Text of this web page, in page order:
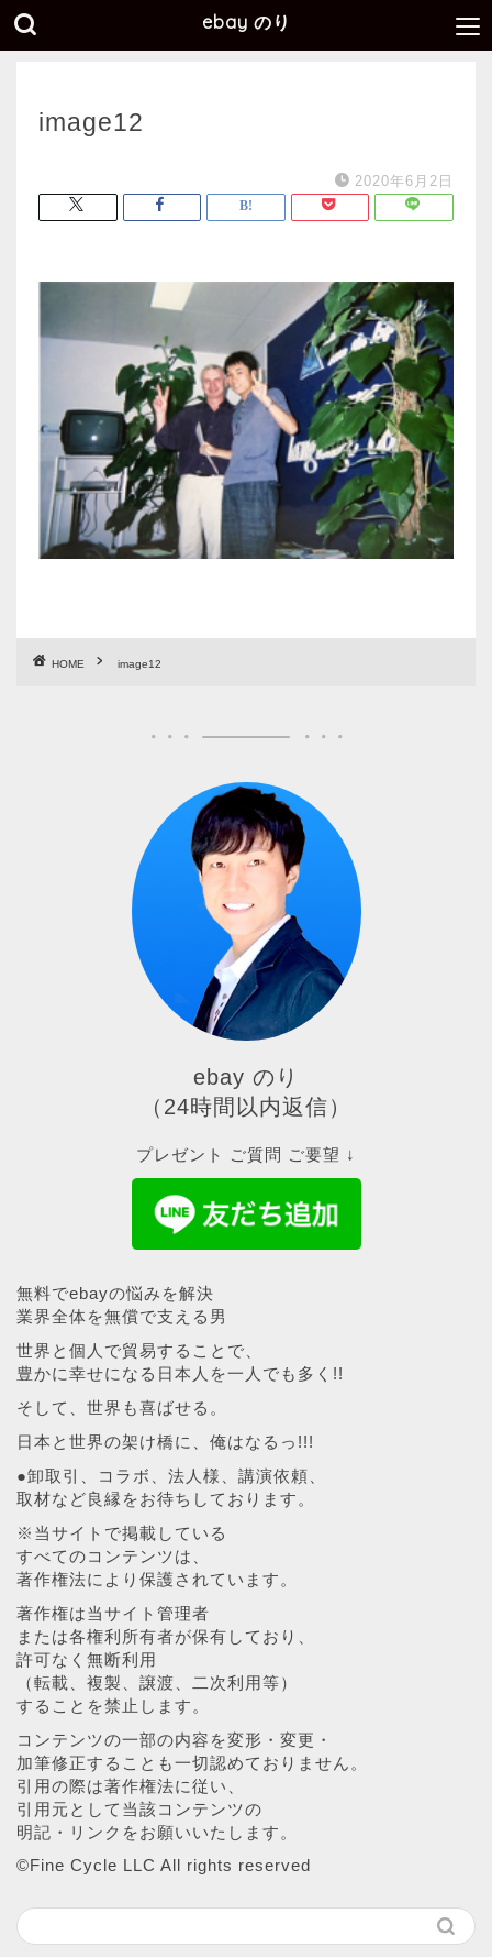
ebay のり
image12
2020年6月2日
HOME image12
ebay のり
（24時間以内返信）
プレゼント ご質問 ご要望 ↓
無料でebayの悩みを解決
業界全体を無償で支える男
世界と個人で貿易することで、
豊かに幸せになる日本人を一人でも多く!!
そして、世界も喜ばせる。
日本と世界の架け橋に、俺はなるっ!!!
●卸取引、コラボ、法人様、講演依頼、
取材など良縁をお待ちしております。
※当サイトで掲載している
すべてのコンテンツは、
著作権法により保護されています。
著作権は当サイト管理者
または各権利所有者が保有しており、
許可なく無断利用
（転載、複製、譲渡、二次利用等）
することを禁止します。
コンテンツの一部の内容を変形・変更・
加筆修正することも一切認めておりません。
引用の際は著作権法に従い、
引用元として当該コンテンツの
明記・リンクをお願いいたします。
©︎Fine Cycle LLC All rights reserved